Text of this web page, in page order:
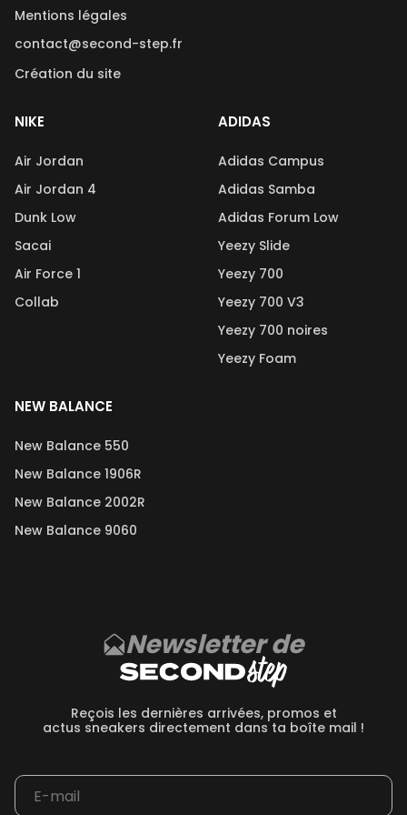
Mentions légales
contact@second-step.fr
Création du site
NIKE
Air Jordan
Air Jordan 4
Dunk Low
Sacai
Air Force 1
Collab
ADIDAS
Adidas Campus
Adidas Samba
Adidas Forum Low
Yeezy Slide
Yeezy 700
Yeezy 700 V3
Yeezy 700 noires
Yeezy Foam
NEW BALANCE
New Balance 550
New Balance 1906R
New Balance 2002R
New Balance 9060
Newsletter de
Reçois les dernières arrivées, promos et
actus sneakers directement dans ta boîte mail !